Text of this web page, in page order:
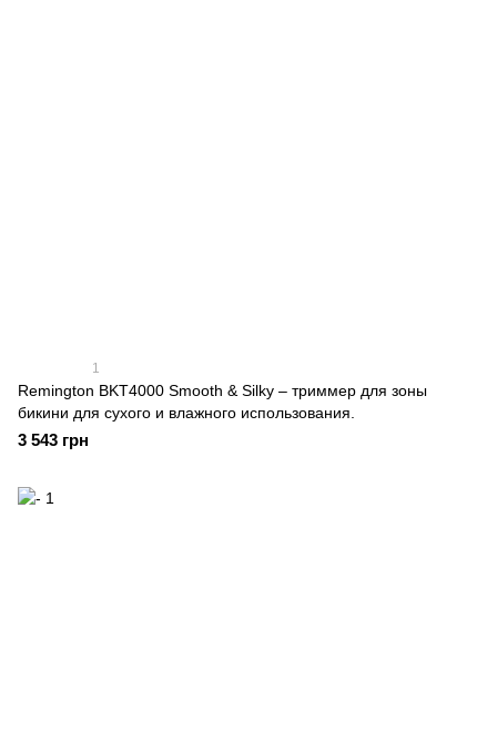
1
Remington BKT4000 Smooth & Silky – триммер для зоны
бикини для сухого и влажного использования.
3 543 грн